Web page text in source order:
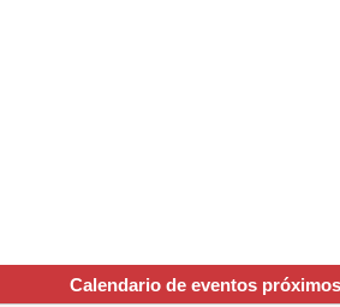
Calendario de eventos próximos